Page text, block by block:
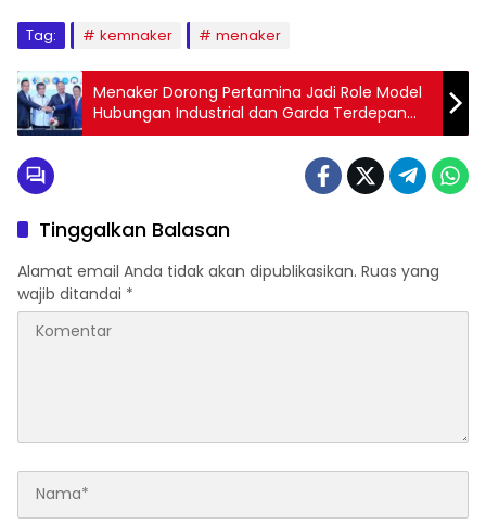
Tag: kemnaker menaker
Menaker Dorong Pertamina Jadi Role Model
Hubungan Industrial dan Garda Terdepan
SDM
Tinggalkan Balasan
Alamat email Anda tidak akan dipublikasikan. Ruas yang
wajib ditandai *